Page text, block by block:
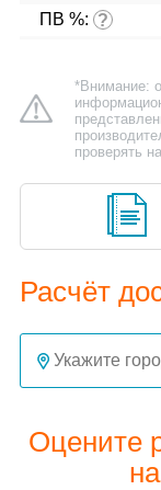
ПВ %: ?
*Внимание:
проверять
Расчёт
Оцените